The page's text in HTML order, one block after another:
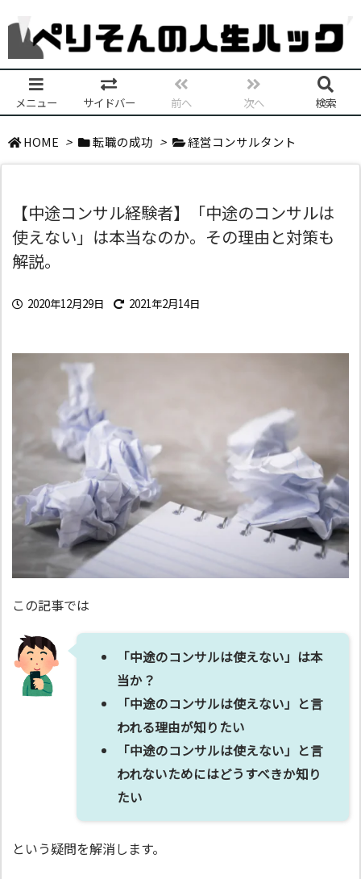
メニュー サイドバー 前へ 次へ 検索
HOME > 転職の成功 > 経営コンサルタント
【中途コンサル経験者】「中途のコンサルは
使えない」は本当なのか。その理由と対策も
解説。
2020年12月29日 2021年2月14日
この記事では
「中途のコンサルは使えない」は本
当か？
「中途のコンサルは使えない」と言
われる理由が知りたい
「中途のコンサルは使えない」と言
われないためにはどうすべきか知り
たい
という疑問を解消します。